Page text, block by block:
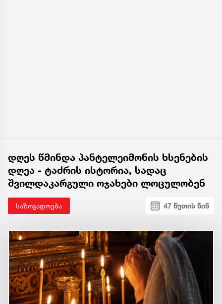
დღეს წმინდა პანტელეიმონის ხსენების
დღეა - ტაძრის ისტორია, სადაც
შვილდაკარგული ოჯახები ლოცულობენ
საზოგადოება 47 წუთის წინ